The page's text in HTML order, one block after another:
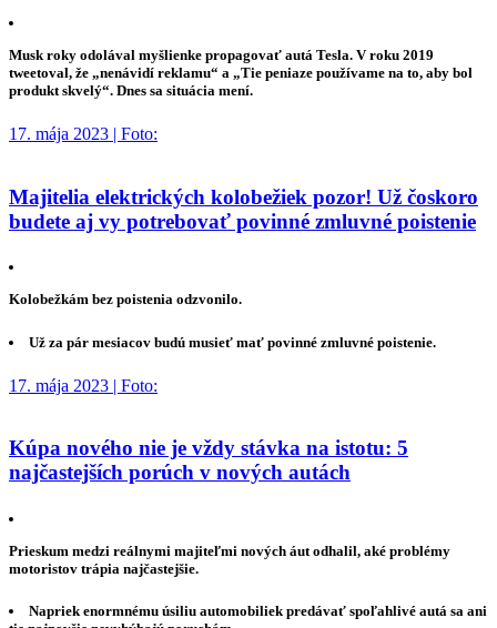
Musk roky odolával myšlienke propagovať autá Tesla. V roku 2019
tweetoval, že „nenávidí reklamu“ a „Tie peniaze používame na to, aby bol
produkt skvelý“. Dnes sa situácia mení.
17. mája 2023 | Foto:
Majitelia elektrických kolobežiek pozor! Už čoskoro
budete aj vy potrebovať povinné zmluvné poistenie
Kolobežkám bez poistenia odzvonilo.
Už za pár mesiacov budú musieť mať povinné zmluvné poistenie.
17. mája 2023 | Foto:
Kúpa nového nie je vždy stávka na istotu: 5
najčastejších porúch v nových autách
Prieskum medzi reálnymi majiteľmi nových áut odhalil, aké problémy
motoristov trápia najčastejšie.
Napriek enormnému úsiliu automobiliek predávať spoľahlivé autá sa ani